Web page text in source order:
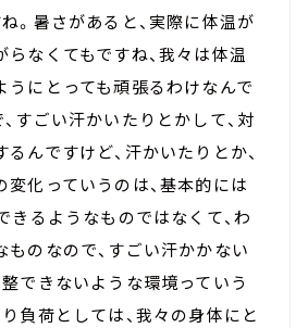
ね。暑さがあると、実際に体温が
らなくてもですね、我々は体温
うにとっても頑張るわけなんで
すごい汗かいたりとかして、対
んですけど、汗かいたりとか、
変化っていうのは、基本的には
きるようなものではなくて、わ
ものなので、すごい汗かかない
整できないような環境っていう
負荷としては、我々の身体にと